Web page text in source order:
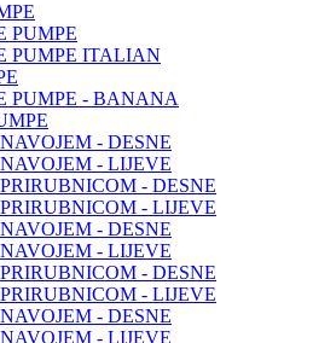
PUMPE
PUMPE ITALIAN
PUMPE - BANANA
- DESNE
- LIJEVE
- DESNE
- LIJEVE
- DESNE
- LIJEVE
- DESNE
- LIJEVE
- DESNE
- LIJEVE